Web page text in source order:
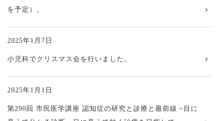
を予定）。
2025年1月7日
小児科でクリスマス会を行いました。
2025年1月1日
第290回 市民医学講座 認知症の研究と診療と最前線 ~目に